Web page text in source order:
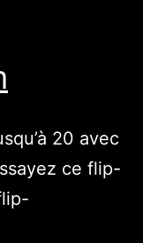
20 avec
ce flip-